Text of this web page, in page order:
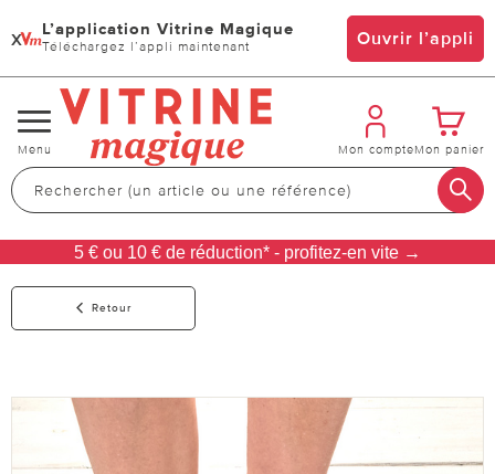
x L’application Vitrine Magique
Téléchargez l’appli maintenant Ouvrir l’appli
Changer
de
navigation
Menu Mon compteMon panier
5 € ou 10 € de réduction* - profitez-en vite →
Retour